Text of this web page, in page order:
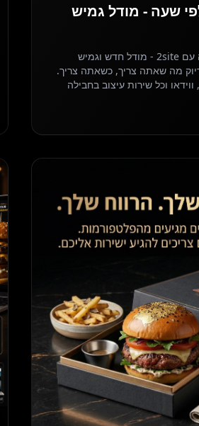
שעה - מודל גמיש
שירותי עיצוב לפי שעה עם 2site - מודל חדש וגמיש
מה שאתה צריך, כשאתה צריך.
וכל שירות עיצוב בחבילה